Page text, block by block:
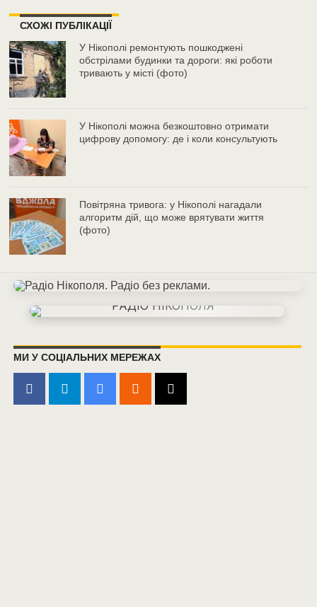
СХОЖІ ПУБЛІКАЦІЇ
У Нікополі ремонтують пошкоджені
обстрілами будинки та дороги: які роботи
тривають у місті (фото)
У Нікополі можна безкоштовно отримати
цифрову допомогу: де і коли консультують
Повітряна тривога: у Нікополі нагадали
алгоритм дій, що може врятувати життя
(фото)
МИ У СОЦІАЛЬНИХ МЕРЕЖАХ